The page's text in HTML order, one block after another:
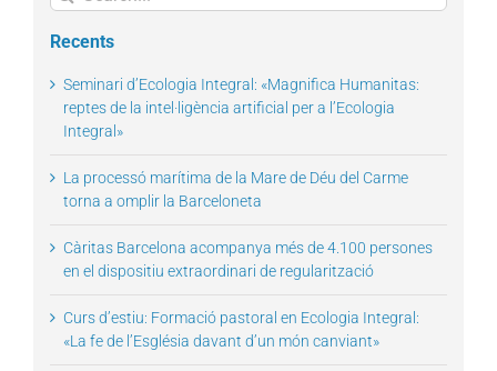
for:
Recents
Seminari d’Ecologia Integral: «Magnifica Humanitas:
reptes de la intel·ligència artificial per a l’Ecologia
Integral»
La processó marítima de la Mare de Déu del Carme
torna a omplir la Barceloneta
Càritas Barcelona acompanya més de 4.100 persones
en el dispositiu extraordinari de regularització
Curs d’estiu: Formació pastoral en Ecologia Integral:
«La fe de l’Església davant d’un món canviant»